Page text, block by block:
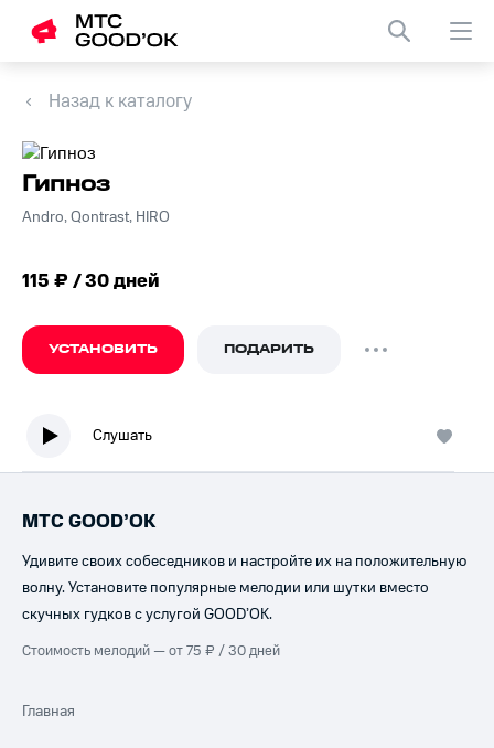
Назад к каталогу
Гипноз
Andro, Qontrast, HIRO
115 ₽ / 30 дней
УСТАНОВИТЬ ПОДАРИТЬ
Слушать
МТС GOOD’OK
Удивите своих собеседников и настройте их на положительную
волну. Установите популярные мелодии или шутки вместо
скучных гудков с услугой GOOD’OK.
Стоимость мелодий — от 75 ₽ / 30 дней
Главная